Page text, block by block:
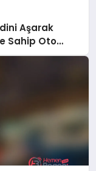
Aşarak
Sahip Oto
Oldu